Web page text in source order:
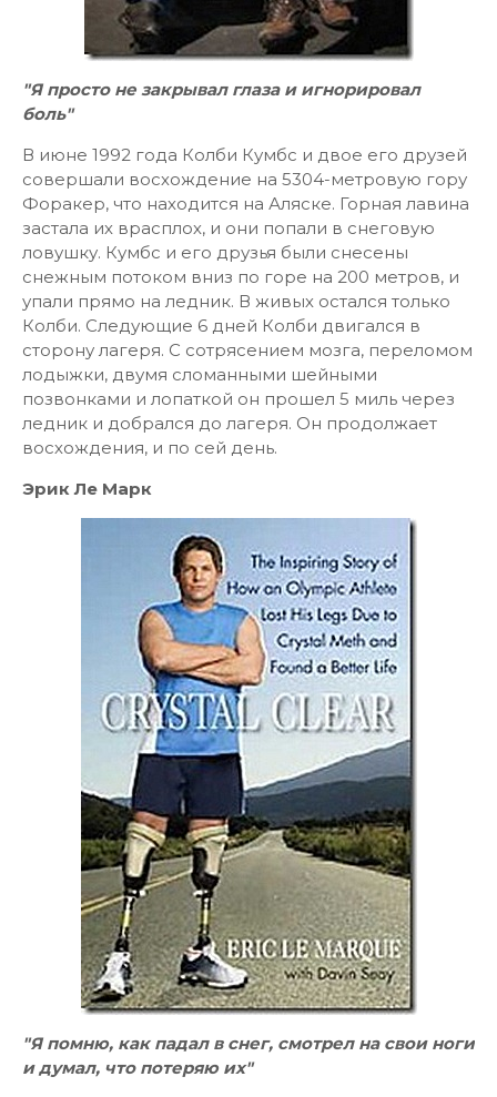
"Я просто не закрывал глаза и игнорировал
боль"
В июне 1992 года Колби Кумбс и двое его друзей
совершали восхождение на 5304-метровую гору
Форакер, что находится на Аляске. Горная лавина
застала их врасплох, и они попали в снеговую
ловушку. Кумбс и его друзья были снесены
снежным потоком вниз по горе на 200 метров, и
упали прямо на ледник. В живых остался только
Колби. Следующие 6 дней Колби двигался в
сторону лагеря. С сотрясением мозга, переломом
лодыжки, двумя сломанными шейными
позвонками и лопаткой он прошел 5 миль через
ледник и добрался до лагеря. Он продолжает
восхождения, и по сей день.
Эрик Ле Марк
"Я помню, как падал в снег, смотрел на свои ноги
и думал, что потеряю их"